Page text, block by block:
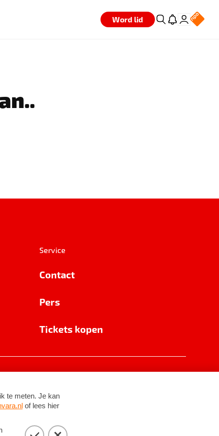
Word lid
Service
Contact
Pers
Tickets kopen